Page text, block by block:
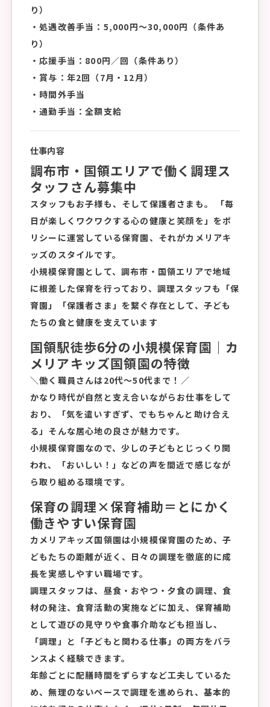
り）
・処遇改善手当：5,000円〜30,000円（条件あ
り）
・応援手当：800円／回（条件あり）
・賞与：年2回（7月・12月）
・時間外手当
・通勤手当：全額支給
仕事内容
調布市・国領エリアで働く調理ス
タッフさん募集中
スタッフもお子様も、そして保護者さまも。 「毎
日が楽しくワクワクする心の健康と笑顔を」をポ
リシーに運営している保育園、それがカメリアキ
ッズのスタイルです。
小規模保育園として、調布市・国領エリアで地域
に根差した保育を行っており、調理スタッフも「保
育園」「保護者さま」を繋ぐ存在として、子ども
たちの食と健康を支えています
国領駅徒歩6分の小規模保育園｜カ
メリアキッズ国領園の特徴
＼働く職員さんは20代～50代まで！／
かなり時代が自然と支え合いながらお仕事をして
おり、「気を遣いすぎず、でもちゃんと助け合え
る」そんな居心地の良さが魅力です。
小規模保育園なので、少しの子どもとじっくり関
われ、「おいしい！」などの声を間近で感じなが
ら取り組める環境です。
保育の調理×保育補助＝とにかく
働きやすい保育園
カメリアキッズ国領園は小規模保育園のため、子
どもたちの距離が近く、日々の調理を徹底的に成
長を実感しやすい職場です。
調理スタッフは、昼食・おやつ・夕食の調理、食
材の発注、食育活動の実施などに加え、保育補助
として遊びの見守りや食事介助なども担当し、
「調理」と「子どもと関わる仕事」の両方をバラ
ンスよく経験できます。
年齢ごとに配膳時間をずらすなど工夫しているた
め、無理のないペースで調理を進められ、基本的